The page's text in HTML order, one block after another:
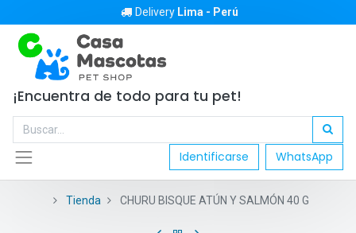
Delivery Lima - Perú
¡Encuentra de todo para tu pet!
Identificarse WhatsApp
Tienda CHURU BISQUE ATÚN Y SALMÓN 40 G